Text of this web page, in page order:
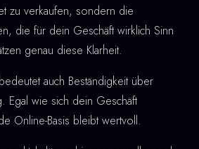
zu verkaufen, sondern die
die für dein Geschäft wirklich Sinn
genau diese Klarheit.
auch Beständigkeit über
Egal wie sich dein Geschäft
Online-Basis bleibt wertvoll.